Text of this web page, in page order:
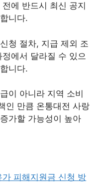
에 반드시 최신 공지
니다.
청 절차, 지급 제외 조
에서 달라질 수 있으
니다.
이 아니라 지역 소비
인 만큼 온통대전 사랑
가할 가능성이 높아
피해지원금 신청 방